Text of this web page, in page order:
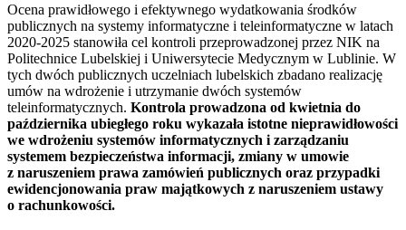
Ocena prawidłowego i efektywnego wydatkowania środków
publicznych na systemy informatyczne i teleinformatyczne w latach
2020-2025 stanowiła cel kontroli przeprowadzonej przez NIK na
Politechnice Lubelskiej i Uniwersytecie Medycznym w Lublinie. W
tych dwóch publicznych uczelniach lubelskich zbadano realizację
umów na wdrożenie i utrzymanie dwóch systemów
teleinformatycznych. Kontrola prowadzona od kwietnia do
października ubiegłego roku wykazała istotne nieprawidłowości
we wdrożeniu systemów informatycznych i zarządzaniu
systemem bezpieczeństwa informacji, zmiany w umowie
z naruszeniem prawa zamówień publicznych oraz przypadki
ewidencjonowania praw majątkowych z naruszeniem ustawy
o rachunkowości.